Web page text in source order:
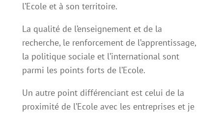
l’Ecole et à son territoire.
La qualité de l’enseignement et de la
recherche, le renforcement de l’apprentissage,
la politique sociale et l’international sont
parmi les points forts de l’Ecole.
Un autre point différenciant est celui de la
proximité de l’Ecole avec les entreprises et je